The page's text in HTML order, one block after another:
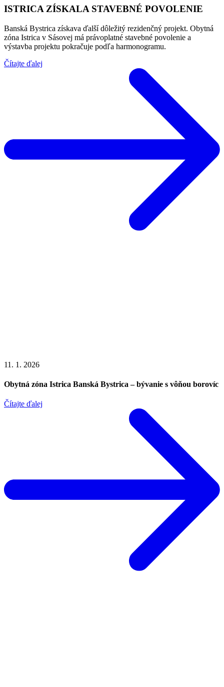
ISTRICA ZÍSKALA STAVEBNÉ POVOLENIE
Banská Bystrica získava ďalší dôležitý rezidenčný projekt. Obytná
zóna Istrica v Sásovej má právoplatné stavebné povolenie a
výstavba projektu pokračuje podľa harmonogramu.
Čítajte ďalej
11. 1. 2026
Obytná zóna Istrica Banská Bystrica – bývanie s vôňou borovíc
Čítajte ďalej